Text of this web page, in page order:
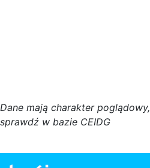
Dane mają charakter poglądowy,
sprawdź w bazie CEIDG